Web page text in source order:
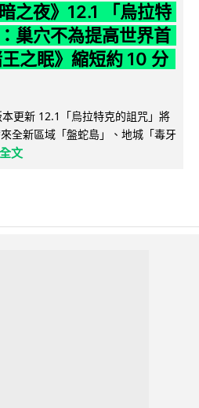
之夜》12.1 「烏拉特
巢穴不為提高世界首
之眠》縮短約 10 分
本更新 12.1「烏拉特克的詛咒」將
全新區域「盤蛇島」、地城「毒牙
文